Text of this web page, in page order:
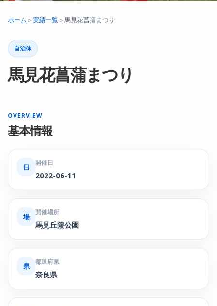
ホーム ＞実績一覧 ＞馬見花菖蒲まつり
自治体
馬見花菖蒲まつり
OVERVIEW
基本情報
日
開催日
2022-06-11
場
開催場所
馬見丘陵公園
県
都道府県
奈良県